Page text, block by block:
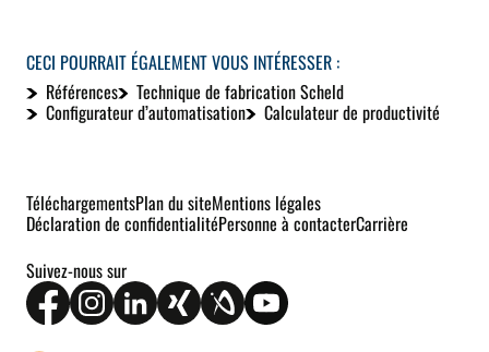
CECI POURRAIT ÉGALEMENT VOUS INTÉRESSER :
Références
Technique de fabrication Scheld
Configurateur d’automatisation Calculateur de productivité
TéléchargementsPlan du siteMentions légales
Déclaration de confidentialitéPersonne à contacterCarrière
Suivez-nous sur